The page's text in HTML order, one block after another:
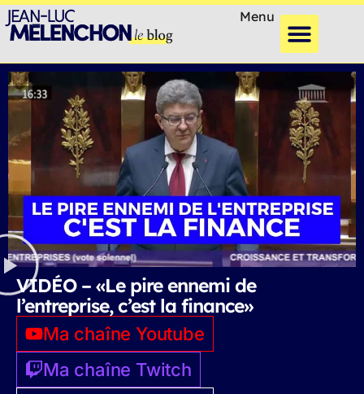
Menu
VIDÉO – «Le pire ennemi de
l’entreprise, c’est la finance»
Ma chaîne Youtube
Ma chaîne Twitch